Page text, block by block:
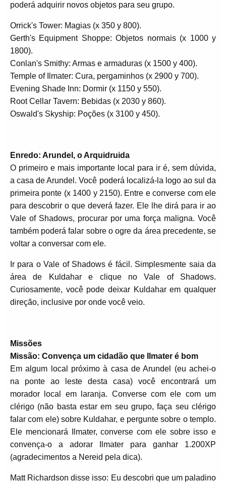
poderá adquirir novos objetos para seu grupo.
Orrick's Tower: Magias (x 350 y 800).
Gerth's Equipment Shoppe: Objetos normais (x 1000 y
1800).
Conlan's Smithy: Armas e armaduras (x 1500 y 400).
Temple of Ilmater: Cura, pergaminhos (x 2900 y 700).
Evening Shade Inn: Dormir (x 1150 y 550).
Root Cellar Tavern: Bebidas (x 2030 y 860).
Oswald's Skyship: Poções (x 3100 y 450).
Enredo: Arundel, o Arquidruida
O primeiro e mais importante local para ir é, sem dúvida,
a casa de Arundel. Você poderá localizá-la logo ao sul da
primeira ponte (x 1400 y 2150). Entre e converse com ele
para descobrir o que deverá fazer. Ele lhe dirá para ir ao
Vale of Shadows, procurar por uma força maligna. Você
também poderá falar sobre o ogre da área precedente, se
voltar a conversar com ele.
Ir para o Vale of Shadows é fácil. Simplesmente saia da
área de Kuldahar e clique no Vale of Shadows.
Curiosamente, você pode deixar Kuldahar em qualquer
direção, inclusive por onde você veio.
Missões
Missão: Convença um cidadão que Ilmater é bom
Em algum local próximo à casa de Arundel (eu achei-o
na ponte ao leste desta casa) você encontrará um
morador local em laranja. Converse com ele com um
clérigo (não basta estar em seu grupo, faça seu clérigo
falar com ele) sobre Kuldahar, e pergunte sobre o templo.
Ele mencionará Ilmater, converse com ele sobre isso e
convença-o a adorar Ilmater para ganhar 1.200XP
(agradecimentos a Nereid pela dica).
Matt Richardson disse isso: Eu descobri que um paladino